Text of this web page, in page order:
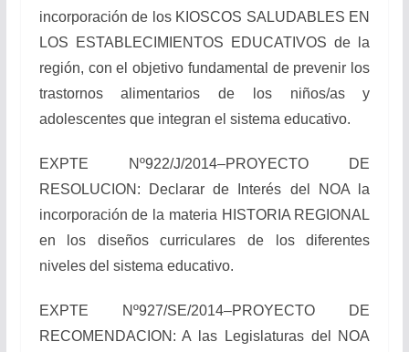
incorporación de los KIOSCOS SALUDABLES EN
LOS ESTABLECIMIENTOS EDUCATIVOS de la
región, con el objetivo fundamental de prevenir los
trastornos alimentarios de los niños/as y
adolescentes que integran el sistema educativo.
EXPTE Nº922/J/2014–PROYECTO DE
RESOLUCION: Declarar de Interés del NOA la
incorporación de la materia HISTORIA REGIONAL
en los diseños curriculares de los diferentes
niveles del sistema educativo.
EXPTE Nº927/SE/2014–PROYECTO DE
RECOMENDACION: A las Legislaturas del NOA